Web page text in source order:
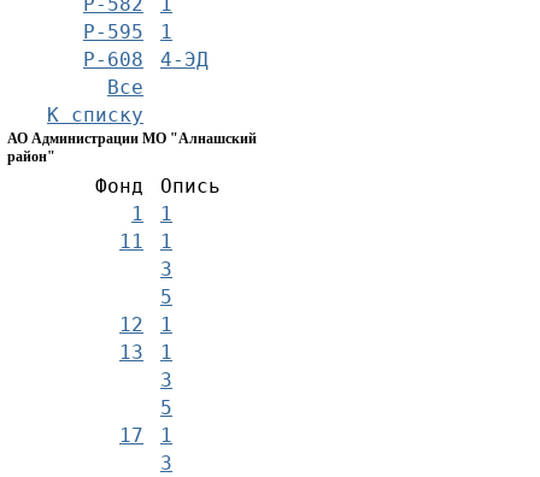
Р-582
1
Р-595
1
Р-608
4-ЭД
Все
К списку
АО Администрации МО "Алнашский
район"
Фонд
Опись
1
1
11
1
3
5
12
1
13
1
3
5
17
1
3